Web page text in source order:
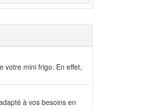
votre mini frigo. En effet,
à vos besoins en